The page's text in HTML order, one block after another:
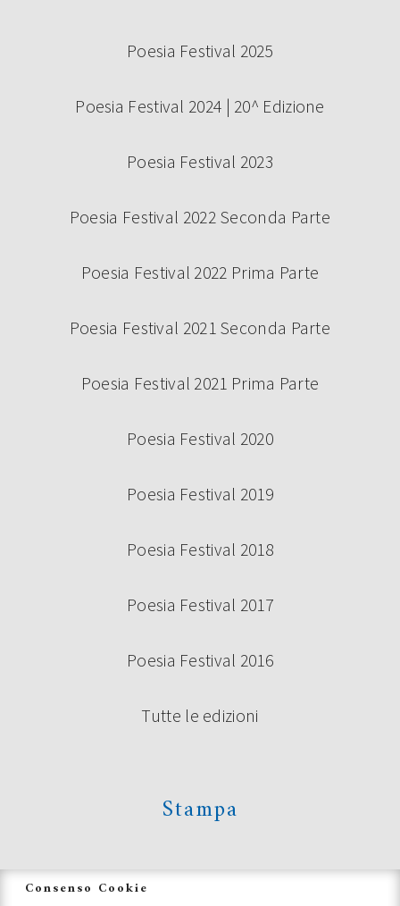
Poesia Festival 2025
Poesia Festival 2024 | 20^ Edizione
Poesia Festival 2023
Poesia Festival 2022 Seconda Parte
Poesia Festival 2022 Prima Parte
Poesia Festival 2021 Seconda Parte
Poesia Festival 2021 Prima Parte
Poesia Festival 2020
Poesia Festival 2019
Poesia Festival 2018
Poesia Festival 2017
Poesia Festival 2016
Tutte le edizioni
Stampa
Consenso Cookie